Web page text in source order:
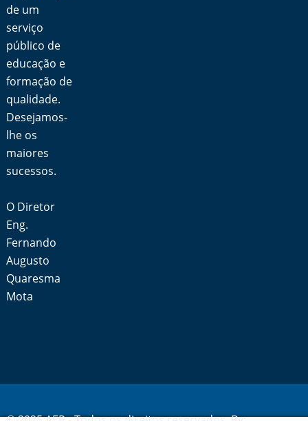
de um
serviço
público de
educação e
formação de
qualidade.
Desejamos-
lhe os
maiores
sucessos.
O Diretor
Eng.
Fernando
Augusto
Quaresma
Mota